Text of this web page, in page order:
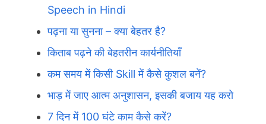
Speech in Hindi
पढ़ना या सुनना – क्या बेहतर है?
किताब पढ़ने की बेहतरीन कार्यनीतियाँ
कम समय में किसी Skill में कैसे कुशल बनें?
भाड़ में जाए आत्म अनुशासन, इसकी बजाय यह करो
7 दिन में 100 घंटे काम कैसे करें?